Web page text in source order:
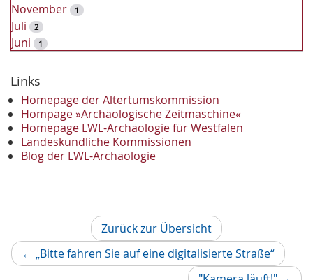
November 1
Juli 2
Juni 1
Dezember
November 2
Oktober 1
September 2
August 1
Mai 1
September 1
Juni 1
Links
Homepage der Altertumskommission
Hompage »Archäologische Zeitmaschine«
Homepage LWL-Archäologie für Westfalen
Landeskundliche Kommissionen
Blog der LWL-Archäologie
← „Bitte fahren Sie auf eine digitalisierte Straße“
Artikel
Zurück zur Übersicht